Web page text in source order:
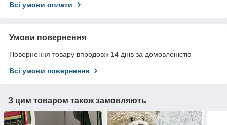
Всі умови оплати
Умови повернення
Повернення товару впродовж 14 днів за домовленістю
Всі умови повернення
З цим товаром також замовляють